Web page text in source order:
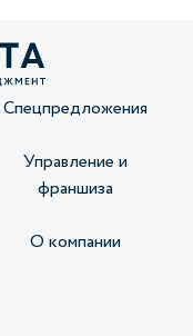
Спецпредложения
Управление и
франшиза
О компании